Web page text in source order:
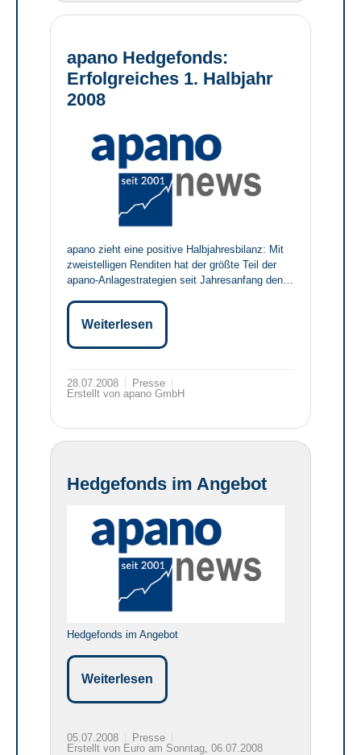
apano Hedgefonds:
Erfolgreiches 1. Halbjahr
2008
apano zieht eine positive Halbjahresbilanz: Mit
zweistelligen Renditen hat der größte Teil der
apano-Anlagestrategien seit Jahresanfang den…
Weiterlesen
28.07.2008
Presse
Erstellt von apano GmbH
Hedgefonds im Angebot
Hedgefonds im Angebot
Weiterlesen
05.07.2008
Presse
Erstellt von Euro am Sonntag, 06.07.2008